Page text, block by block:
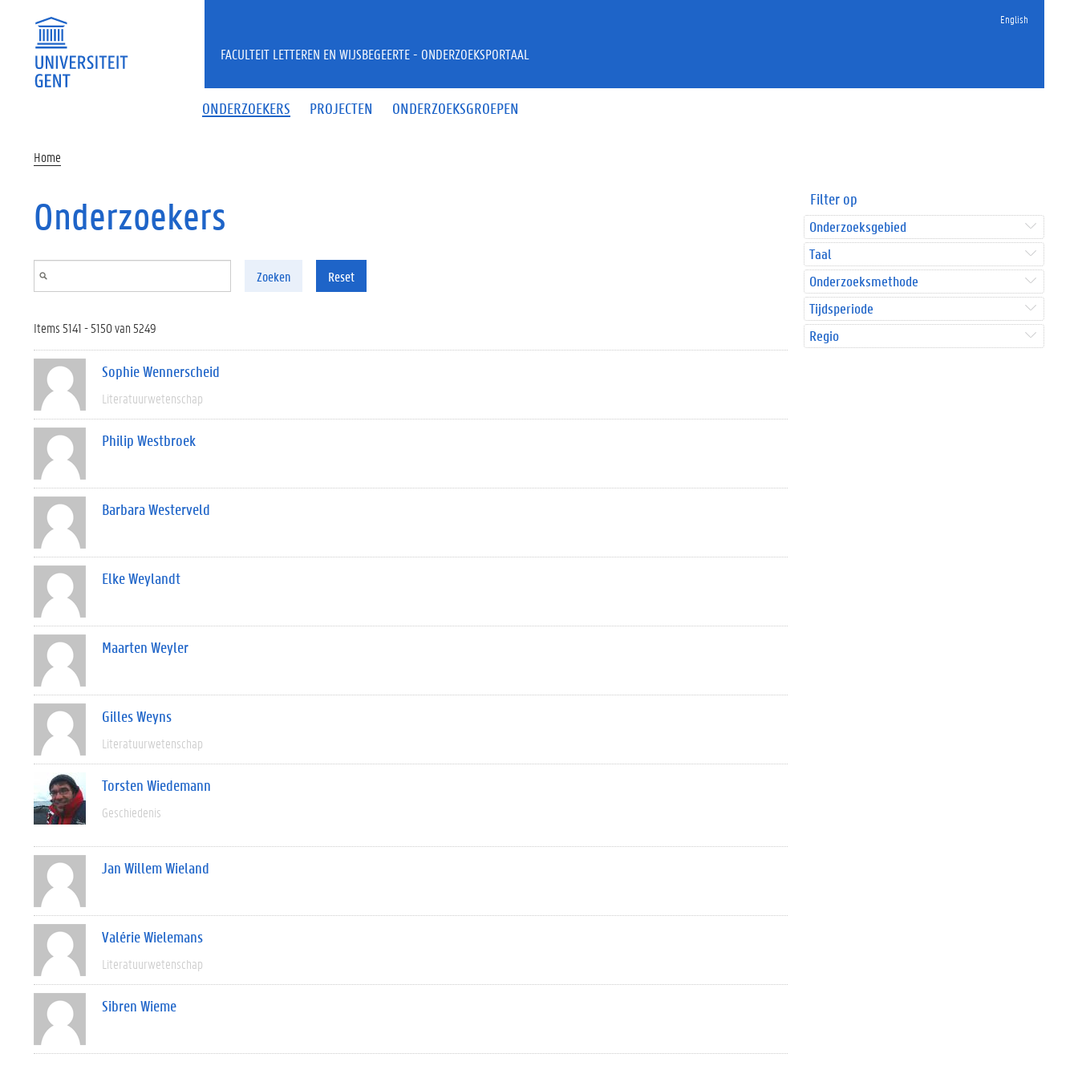
English
ONDERZOEKERS PROJECTEN ONDERZOEKSGROEPEN
FACULTEIT LETTEREN EN WIJSBEGEERTE - ONDERZOEKSPORTAAL
Home
Onderzoekers
Zoeken Reset
Items 5141 - 5150 van 5249
Sophie Wennerscheid
Literatuurwetenschap
Philip Westbroek
Barbara Westerveld
Elke Weylandt
Maarten Weyler
Gilles Weyns
Literatuurwetenschap
Torsten Wiedemann
Geschiedenis
Jan Willem Wieland
Valérie Wielemans
Literatuurwetenschap
Sibren Wieme
Filter op
Onderzoeksgebied
Taal
Onderzoeksmethode
Tijdsperiode
Regio